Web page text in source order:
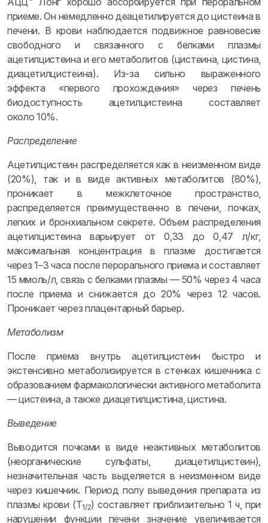
приеме. Он немедленно деацетилируется до цистеина в
печени. В крови наблюдается подвижное равновесие
свободного и связанного с белками плазмы
ацетилцистеина и его метаболитов (цистеина, цистина,
диацетилцистеина). Из-за сильно выраженного
эффекта «первого прохождения» через печень
биодоступность ацетилцистеина составляет
около 10%.
Распределение
Ацетилцистеин распределяется как в неизменном виде
(20%), так и в виде активных метаболитов (80%),
проникает в межклеточное пространство,
распределяется преимущественно в печени, почках,
легких и бронхиальном секрете. Объем распределения
ацетилцистеина варьирует от 0,33 до 0,47 л/кг,
максимальная концентрация в плазме достигается
через 1–3 часа после перорального приема и составляет
15 ммоль/л, связь с белками плазмы — 50% через 4 часа
после приема и снижается до 20% через 12 часов.
Проникает через плацентарный барьер.
Метаболизм
После приема внутрь ацетилцистеин быстро и
экстенсивно метаболизируется в стенках кишечника с
образованием фармакологически активного метаболита
— цистеина, а также диацетилцистина, цистина.
Выведение
Выводится почками в виде неактивных метаболитов
(неорганические сульфаты, диацетилцистеин),
незначительная часть выделяется в неизменном виде
через кишечник. Период полу выведения препарата из
плазмы крови (T1/2) составляет приблизительно 1 ч, при
нарушении функции печени значение увеличивается